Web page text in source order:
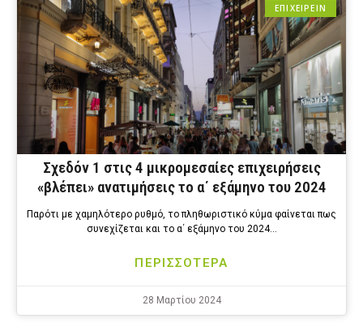
ΕΠΙΧΕΙΡΕΙΝ
Σχεδόν 1 στις 4 μικρομεσαίες επιχειρήσεις
«βλέπει» ανατιμήσεις το α΄ εξάμηνο του 2024
Παρότι με χαμηλότερο ρυθμό, το πληθωριστικό κύμα φαίνεται πως
συνεχίζεται και το α΄ εξάμηνο του 2024…
ΠΕΡΙΣΣΟΤΕΡΑ
28 Μαρτίου 2024